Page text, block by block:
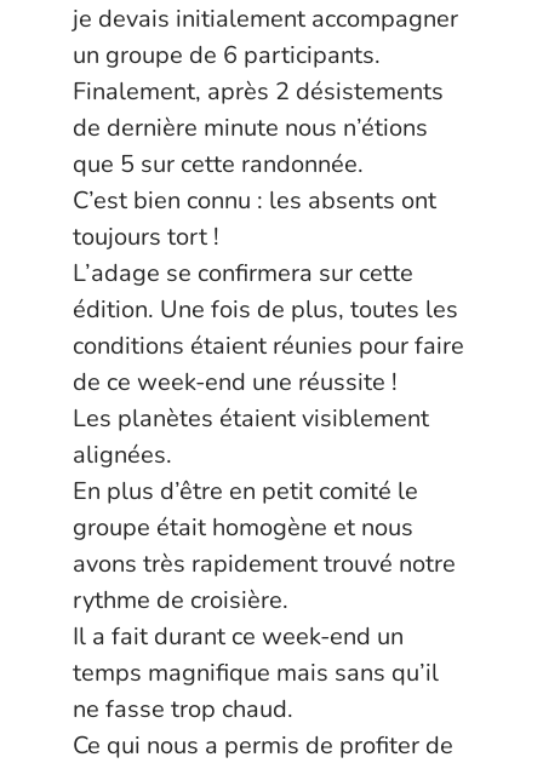
je devais initialement accompagner
un groupe de 6 participants.
Finalement, après 2 désistements
de dernière minute nous n’étions
que 5 sur cette randonnée.
C’est bien connu : les absents ont
toujours tort !
L’adage se confirmera sur cette
édition. Une fois de plus, toutes les
conditions étaient réunies pour faire
de ce week-end une réussite !
Les planètes étaient visiblement
alignées.
En plus d’être en petit comité le
groupe était homogène et nous
avons très rapidement trouvé notre
rythme de croisière.
Il a fait durant ce week-end un
temps magnifique mais sans qu’il
ne fasse trop chaud.
Ce qui nous a permis de profiter de